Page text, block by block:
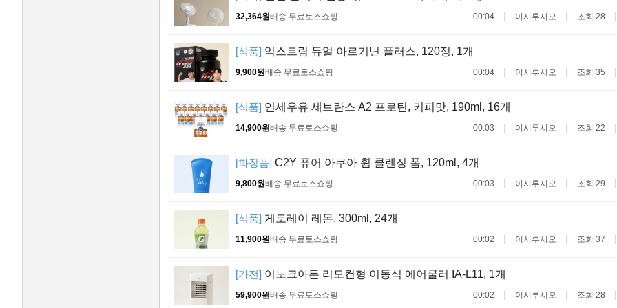
32,364원배송 무료토스쇼핑 00:04 이시루시오 조회 28
[식품] 익스트림 듀얼 아르기닌 플러스, 120정, 1개
9,900원배송 무료토스쇼핑 00:04 이시루시오 조회 35
[식품] 연세우유 세브란스 A2 프로틴, 커피맛, 190ml, 16개
14,900원배송 무료토스쇼핑 00:03 이시루시오 조회 22
[화장품] C2Y 퓨어 아쿠아 휩 클렌징 폼, 120ml, 4개
9,800원배송 무료토스쇼핑 00:03 이시루시오 조회 29
[식품] 게토레이 레몬, 300ml, 24개
11,900원배송 무료토스쇼핑 00:02 이시루시오 조회 37
[가전] 이노크아든 리모컨형 이동식 에어쿨러 IA-L11, 1개
59,900원배송 무료토스쇼핑 00:02 이시루시오 조회 28